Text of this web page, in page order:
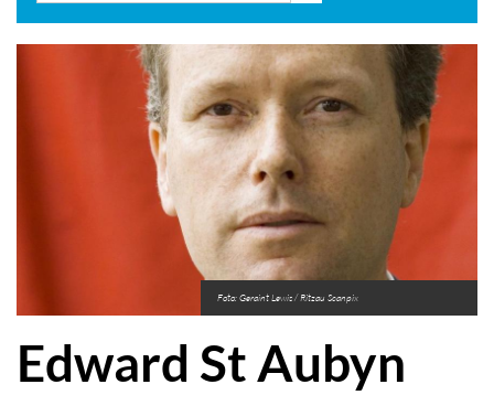
Foto: Geraint Lewis / Ritzau Scanpix
Edward St Aubyn